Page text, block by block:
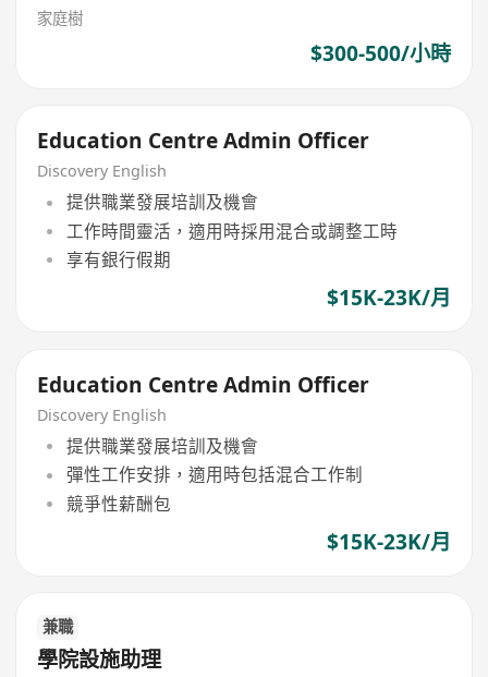
家庭樹
$300-500/小時
Education Centre Admin Officer
Discovery English
提供職業發展培訓及機會
工作時間靈活，適用時採用混合或調整工時
享有銀行假期
$15K-23K/月
Education Centre Admin Officer
Discovery English
提供職業發展培訓及機會
彈性工作安排，適用時包括混合工作制
競爭性薪酬包
$15K-23K/月
兼職
學院設施助理